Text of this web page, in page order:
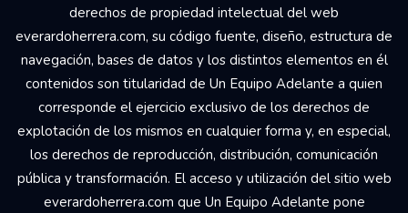
derechos de propiedad intelectual del web
everardoherrera.com, su código fuente, diseño, estructura de
navegación, bases de datos y los distintos elementos en él
contenidos son titularidad de Un Equipo Adelante a quien
corresponde el ejercicio exclusivo de los derechos de
explotación de los mismos en cualquier forma y, en especial,
los derechos de reproducción, distribución, comunicación
pública y transformación. El acceso y utilización del sitio web
everardoherrera.com que Un Equipo Adelante pone